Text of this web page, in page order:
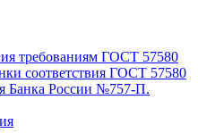
требованиям ГОСТ 57580
соответствия ГОСТ 57580
Банка России №757-П.